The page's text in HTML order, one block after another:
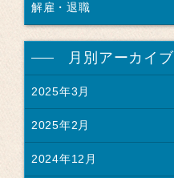
解雇・退職
月別アーカイブ
2025年3月
2025年2月
2024年12月